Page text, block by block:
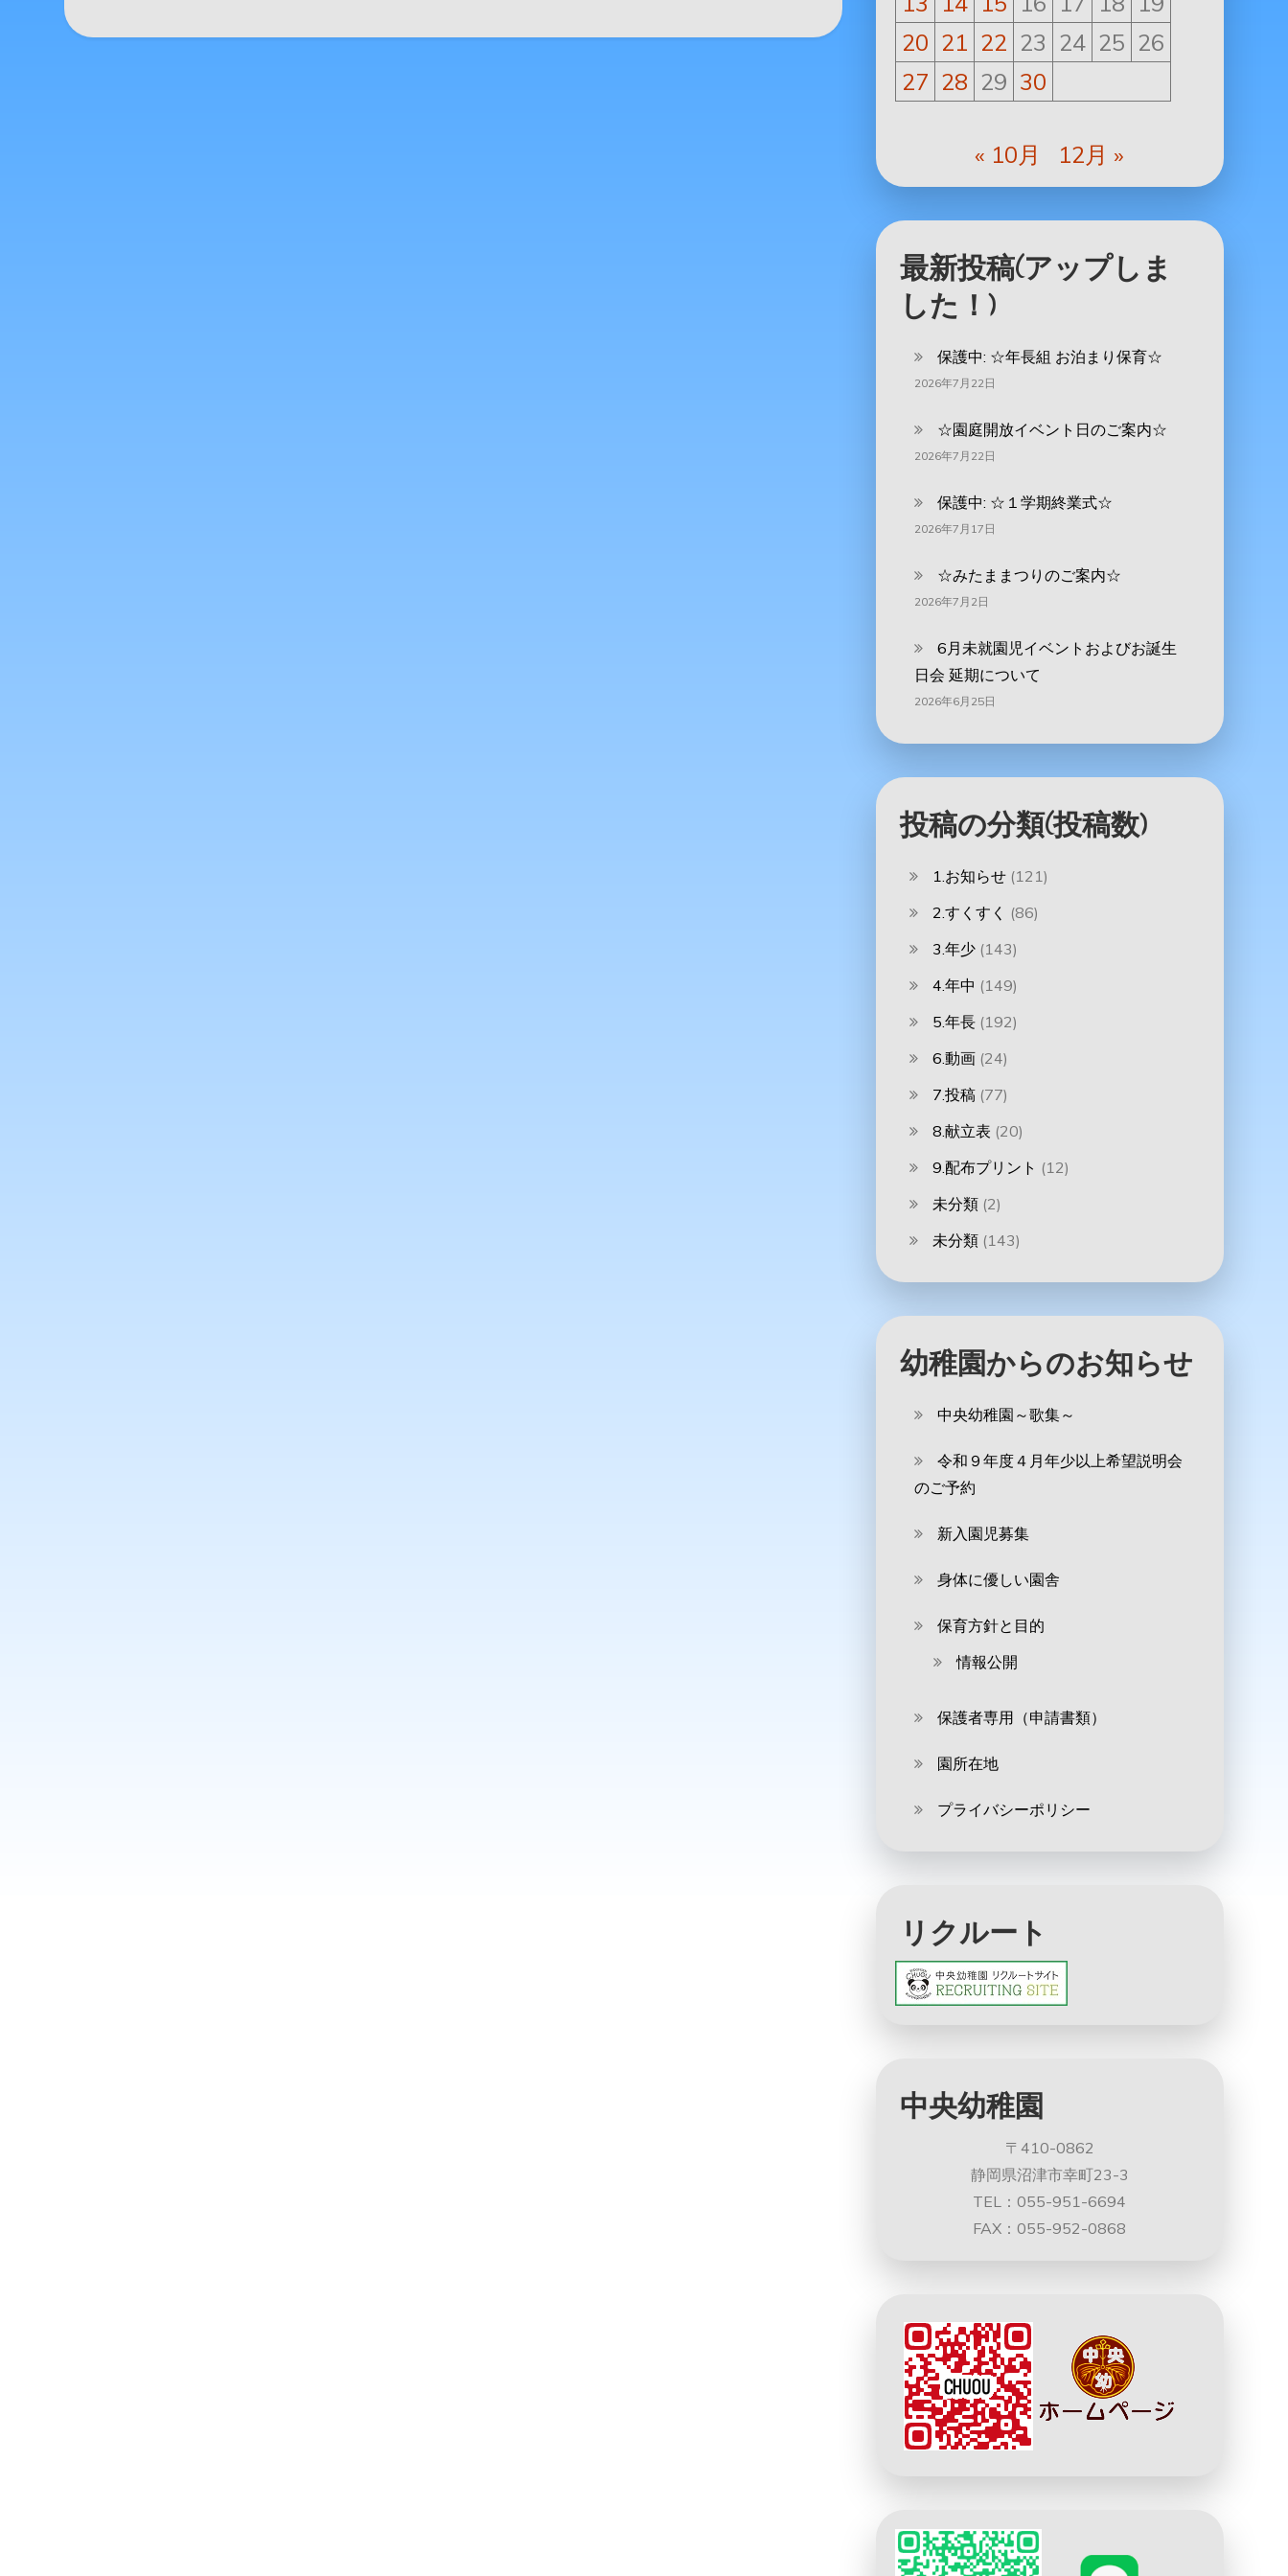
20 21 22 23 24 25 26
27 28 29 30
« 10月 12月 »
最新投稿(アップしま
した！)
保護中: ‪☆年長組 お泊まり保育☆
2026年7月22日
☆園庭開放イベント日のご案内☆
2026年7月22日
保護中: ☆１学期終業式☆
2026年7月17日
☆みたままつりのご案内☆
2026年7月2日
6月未就園児イベントおよびお誕生
日会 延期について
2026年6月25日
投稿の分類(投稿数)
1.お知らせ(121)
2.すくすく (86)
3.年少(143)
4.年中 (149)
5.年長(192)
6.動画(24)
7.投稿(77)
8.献立表 (20)
9.配布プリント (12)
未分類(2)
未分類(143)
幼稚園からのお知らせ
中央幼稚園～歌集～
令和９年度４月年少以上希望説明会
のご予約
新入園児募集
身体に優しい園舎
保育方針と目的
情報公開
保護者専用（申請書類）
園所在地
プライバシーポリシー
リクルート
中央幼稚園
〒410-0862
静岡県沼津市幸町23-3
TEL：055-951-6694
FAX：055-952-0868